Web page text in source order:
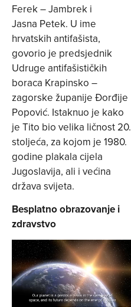
Ferek – Jambrek i
Jasna Petek. U ime
hrvatskih antifašista,
govorio je predsjednik
Udruge antifašističkih
boraca Krapinsko –
zagorske županije Đorđije
Popović. Istaknuo je kako
je Tito bio velika ličnost 20.
stoljeća, za kojom je 1980.
godine plakala cijela
Jugoslavija, ali i većina
država svijeta.
Besplatno obrazovanje i
zdravstvo